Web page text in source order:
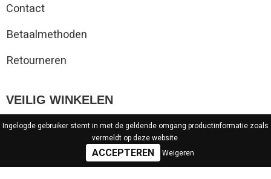
Contact
Betaalmethoden
Retourneren
VEILIG WINKELEN
Algemene voorwaarden
Privacyverklaring
Ingelogde gebruiker stemt in met de geldende omgang productinformatie zoals
vermeldt op deze website
Weigeren